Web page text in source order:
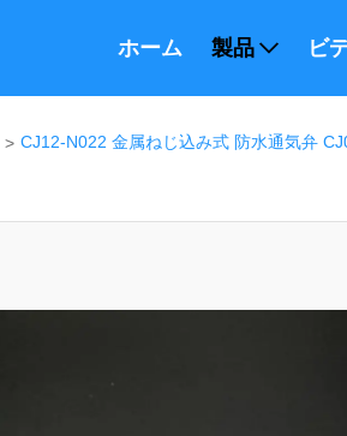
ホーム 製品 ビ
> CJ12-N022 金属ねじ込み式 防水通気弁